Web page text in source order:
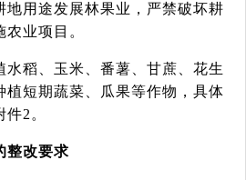
地用途发展林果业，严禁破坏耕
业项目。
水稻、玉米、番薯、甘蔗、花生
植短期蔬菜、瓜果等作物，具体
件2。
整改要求